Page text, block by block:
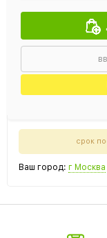
срок
Ваш город: г Москва